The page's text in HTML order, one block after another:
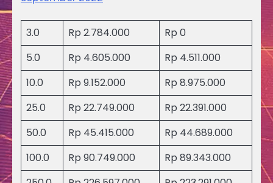
3.0 Rp 2.784.000
Rp 0
5.0
Rp 4.605.000
Rp 4.511.000
10.0
Rp 9.152.000
Rp 8.975.000
25.0
Rp 22.749.000
Rp 22.391.000
50.0
Rp 45.415.000
Rp 44.689.000
100.0
Rp 90.749.000
Rp 89.343.000